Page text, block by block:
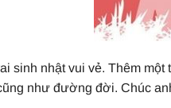
sinh nhật vui vẻ. Thêm
như đường đời. Chúc